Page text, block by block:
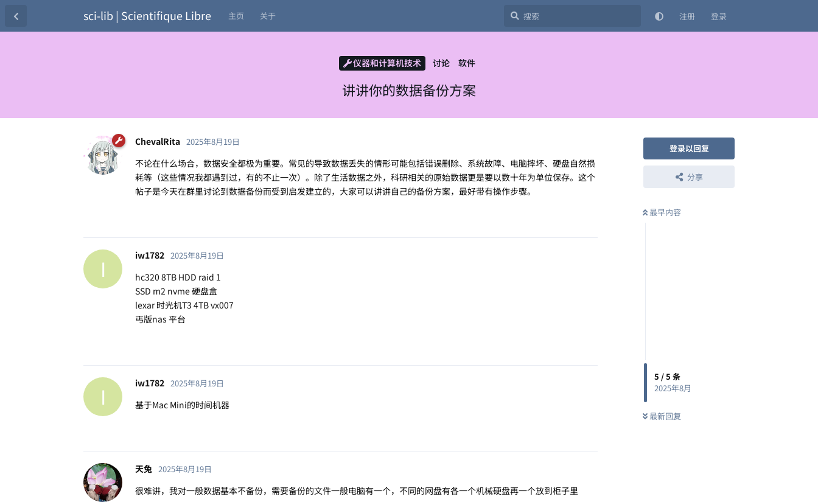
sci-lib | Scientifique Libre 主页 关于 注册 登录
仪器和计算机技术 讨论 软件
讲讲你的数据备份方案
登录以回复
分享
最早内容
5 /5 条
2025年8月
最新回复
ChevalRita 2025年8月19日
不论在什么场合，数据安全都极为重要。常见的导致数据丢失的情形可能包括错误删除、系统故障、电脑摔坏、硬盘自然损
耗等（这些情况我都遇到过，有的不止一次）。除了生活数据之外，科研相关的原始数据更是要以数十年为单位保存。这个
帖子是今天在群里讨论到数据备份而受到启发建立的，大家可以讲讲自己的备份方案，最好带有操作步骤。
I iw1782 2025年8月19日
hc320 8TB HDD raid 1
SSD m2 nvme 硬盘盒
lexar 时光机T3 4TB vx007
丐版nas 平台
I iw1782 2025年8月19日
基于Mac Mini的时间机器
天兔 2025年8月19日
很难讲，我对一般数据基本不备份，需要备份的文件一般电脑有一个，不同的网盘有各一个机械硬盘再一个放到柜子里